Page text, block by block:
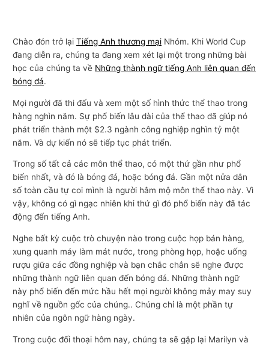
Chào đón trở lạiTiếng Anh thương mại Nhóm. Khi World Cup
đang diễn ra, chúng ta đang xem xét lại một trong những bài
học của chúng ta về Những thành ngữ tiếng Anh liên quan đến
bóng đá.
Mọi người đã thi đấu và xem một số hình thức thể thao trong
hàng nghìn năm. Sự phổ biến lâu dài của thể thao đã giúp nó
phát triển thành một $2.3 ngành công nghiệp nghìn tỷ một
năm. Và dự kiến ​​nó sẽ tiếp tục phát triển.
Trong số tất cả các môn thể thao, có một thứ gần như phổ
biến nhất, và đó là bóng đá, hoặc bóng đá. Gần một nửa dân
số toàn cầu tự coi mình là người hâm mộ môn thể thao này. Vì
vậy, không có gì ngạc nhiên khi thứ gì đó phổ biến này đã tác
động đến tiếng Anh.
Nghe bất kỳ cuộc trò chuyện nào trong cuộc họp bán hàng,
xung quanh máy làm mát nước, trong phòng họp, hoặc uống
rượu giữa các đồng nghiệp và bạn chắc chắn sẽ nghe được
những thành ngữ liên quan đến bóng đá. Những thành ngữ
này phổ biến đến mức hầu hết mọi người không mảy may suy
nghĩ về nguồn gốc của chúng.. Chúng chỉ là một phần tự
nhiên của ngôn ngữ hàng ngày.
Trong cuộc đối thoại hôm nay, chúng ta sẽ gặp lại Marilyn và